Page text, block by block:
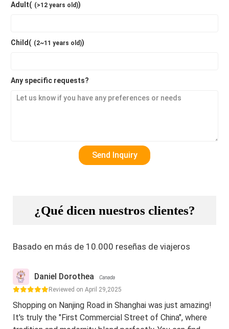
Adult( (>12 years old))
Child( (2~11 years old))
Any specific requests?
¿Qué dicen nuestros clientes?
Basado en más de 10.000 reseñas de viajeros
Daniel Dorothea Canada
Reviewed on April 29,2025
Shopping on Nanjing Road in Shanghai was just amazing!
It's truly the "First Commercial Street of China", where